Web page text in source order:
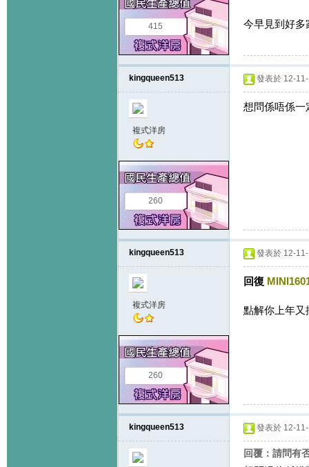
415 今早見到好多
kingqueen513
複式洋房
260
發表於 12-
想問係唔係一
kingqueen513
複式洋房
260
發表於 12-
回復
點解你上年又
kingqueen513 發表於 12-
回覆：請問有